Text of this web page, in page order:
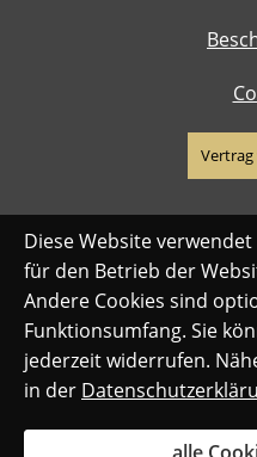
Diese Website
für den Betrieb der
Andere Cookies sind
Funktionsumfang. Sie
jederzeit widerrufen.
in der